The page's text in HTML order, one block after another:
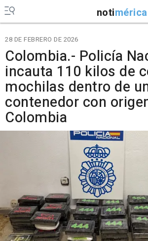
notimérica
28 DE FEBRERO DE 2026
Colombia.- Policía
incauta 110 kilos de
mochilas dentro de
contenedor con
Colombia